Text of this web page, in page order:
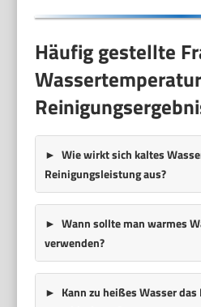
Häufig gestellte
Wie wirkt sich kaltes
Reinigungsleistung aus?
Wann sollte man warmes
verwenden?
Kann zu heißes Wasser